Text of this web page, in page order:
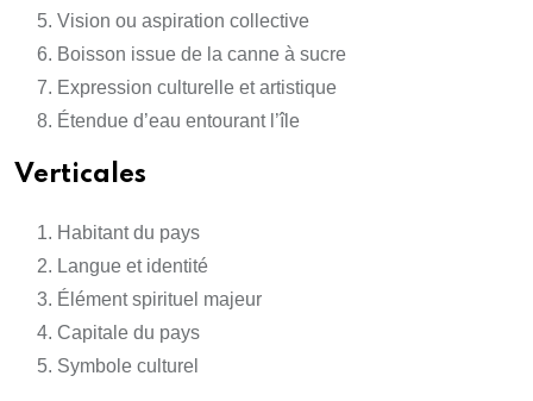
Vision ou aspiration collective
Boisson issue de la canne à sucre
Expression culturelle et artistique
Étendue d’eau entourant l’île
Verticales
Habitant du pays
Langue et identité
Élément spirituel majeur
Capitale du pays
Symbole culturel